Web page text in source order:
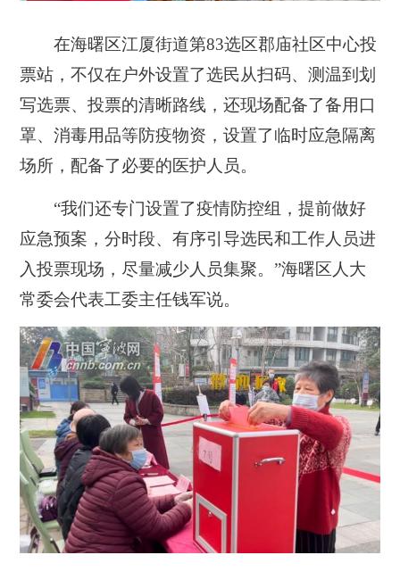
在海曙区江厦街道第83选区郡庙社区中心投
票站，不仅在户外设置了选民从扫码、测温到划
写选票、投票的清晰路线，还现场配备了备用口
罩、消毒用品等防疫物资，设置了临时应急隔离
场所，配备了必要的医护人员。
“我们还专门设置了疫情防控组，提前做好
应急预案，分时段、有序引导选民和工作人员进
入投票现场，尽量减少人员集聚。”海曙区人大
常委会代表工委主任钱军说。